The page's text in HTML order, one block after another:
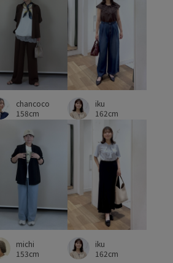
chancoco
158cm
iku
162cm
michi
153cm
iku
162cm